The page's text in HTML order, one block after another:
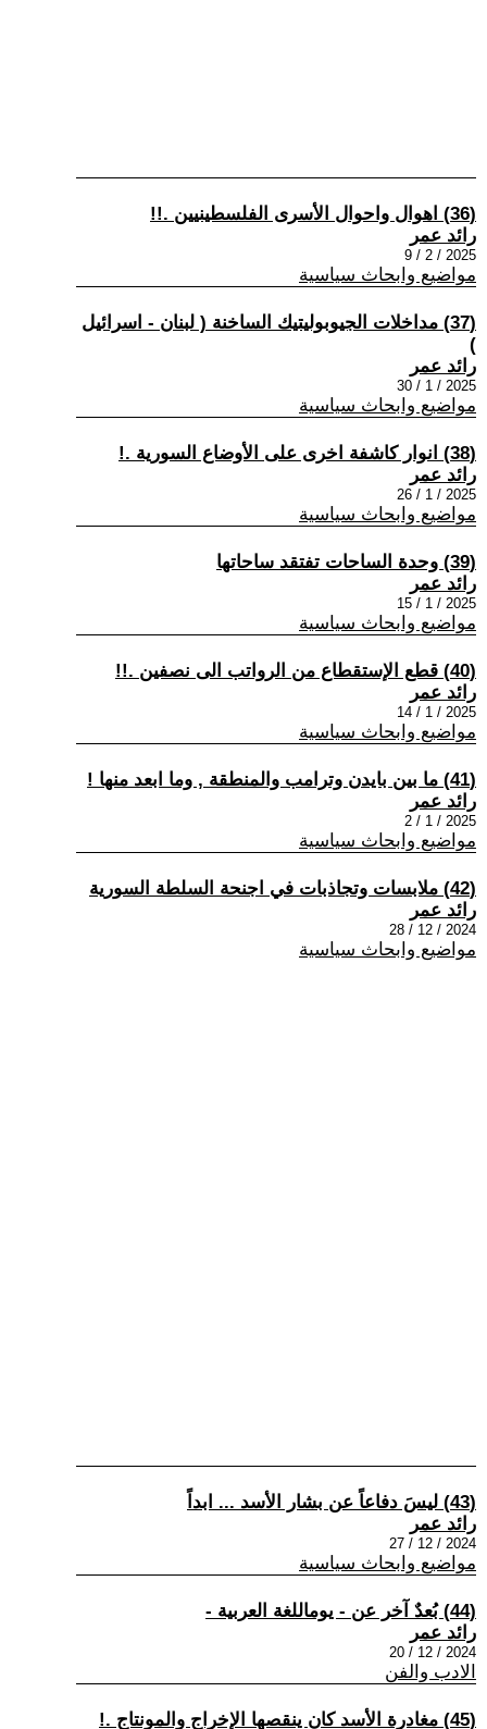
(36) اهوال واحوال الأسرى الفلسطينيين .!!
رائد عمر
2025 / 2 / 9
مواضيع وابحاث سياسية
(37) مداخلات الجيوبوليتيك الساخنة ( لبنان - اسرائيل
)
رائد عمر
2025 / 1 / 30
مواضيع وابحاث سياسية
(38) انوار كاشفة اخرى على الأوضاع السورية .!
رائد عمر
2025 / 1 / 26
مواضيع وابحاث سياسية
(39) وحدة الساحات تفتقد ساحاتها
رائد عمر
2025 / 1 / 15
مواضيع وابحاث سياسية
(40) قطع الإستقطاع من الرواتب الى نصفين .!!
رائد عمر
2025 / 1 / 14
مواضيع وابحاث سياسية
(41) ما بين بايدن وترامب والمنطقة , وما ابعد منها !
رائد عمر
2025 / 1 / 2
مواضيع وابحاث سياسية
(42) ملابسات وتجاذبات في اجنحة السلطة السورية
رائد عمر
2024 / 12 / 28
مواضيع وابحاث سياسية
(43) ليسَ دفاعاً عن بشار الأسد ... ابداً
رائد عمر
2024 / 12 / 27
مواضيع وابحاث سياسية
(44) بُعدٌ آخر عن - يوماللغة العربية -
رائد عمر
2024 / 12 / 20
الادب والفن
(45) مغادرة الأسد كان ينقصها الإخراج والمونتاج .!